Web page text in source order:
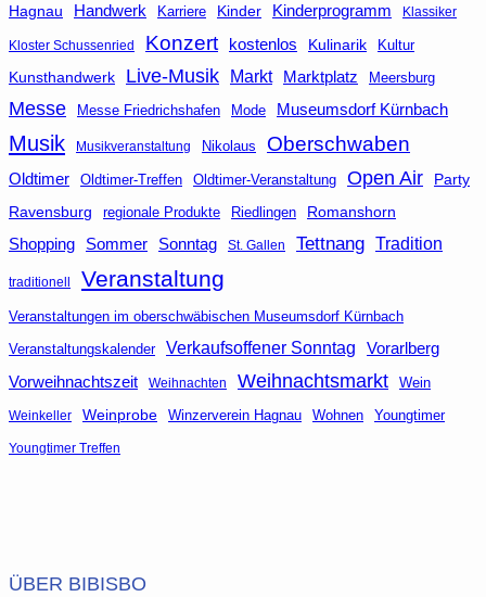
Hagnau Handwerk Karriere Kinder Kinderprogramm Klassiker
Kloster Schussenried Konzert kostenlos Kulinarik Kultur
Kunsthandwerk Live-Musik Markt Marktplatz Meersburg
Messe Messe Friedrichshafen Mode Museumsdorf Kürnbach
Musik Musikveranstaltung Nikolaus Oberschwaben
Oldtimer Oldtimer-Treffen Oldtimer-Veranstaltung Open Air Party
Ravensburg regionale Produkte Riedlingen Romanshorn
Shopping Sommer Sonntag St. Gallen Tettnang Tradition
traditionell Veranstaltung
Veranstaltungen im oberschwäbischen Museumsdorf Kürnbach
Veranstaltungskalender
Verkaufsoffener Sonntag Vorarlberg
Vorweihnachtszeit Weihnachten Weihnachtsmarkt Wein
Weinkeller Weinprobe Winzerverein Hagnau Wohnen Youngtimer
Youngtimer Treffen
ÜBER BIBISBO